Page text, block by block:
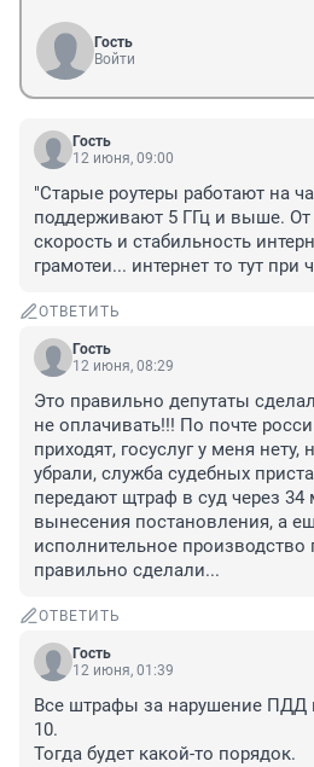
Гость
Войти
Гость
12 июня, 09:00
"Старые роутеры работают на
поддерживают 5 ГГц и выше. От
скорость и стабильность
грамотеи... интернет то тут при
ОТВЕТИТЬ
Гость
12 июня, 08:29
Это правильно депутаты
не оплачивать!!! По почте
приходят, госуслуг у меня нету,
убрали, служба судебных
передают щтраф в суд через 34
вынесения постановления, а
исполнительное производство
правильно сделали...
ОТВЕТИТЬ
Гость
12 июня, 01:39
Все штрафы за нарушение ПДД
10.
Тогда будет какой-то порядок.